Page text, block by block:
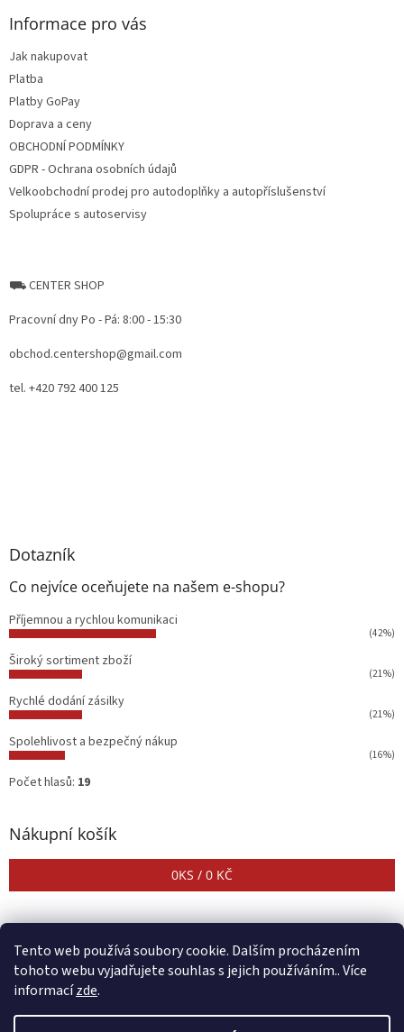
Tento web používá soubory cookie. Dalším procházením
tohoto webu vyjadřujete souhlas s jejich používáním.. Více
informacízde.
Informace pro vás
Jak nakupovat
Platba
Platby GoPay
Doprava a ceny
OBCHODNÍ PODMÍNKY
GDPR - Ochrana osobních údajů
Velkoobchodní prodej pro autodoplňky a autopříslušenství
Spolupráce s autoservisy
⛟ CENTER SHOP
Pracovní dny Po - Pá: 8:00 - 15:30
obchod.centershop@gmail.com
tel. +420 792 400 125
Dotazník
Co nejvíce oceňujete na našem e-shopu?
Příjemnou a rychlou komunikaci
(42%)
Široký sortiment zboží
(21%)
Rychlé dodání zásilky
(21%)
Spolehlivost a bezpečný nákup
(16%)
Počet hlasů: 19
Nákupní košík
0KS / 0 KČ